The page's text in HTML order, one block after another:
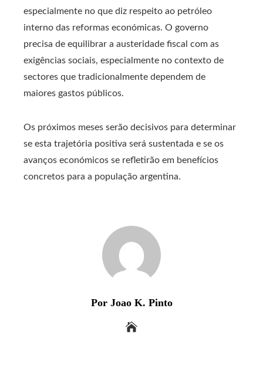
especialmente no que diz respeito ao petróleo
interno das reformas económicas. O governo
precisa de equilibrar a austeridade fiscal com as
exigências sociais, especialmente no contexto de
sectores que tradicionalmente dependem de
maiores gastos públicos.
Os próximos meses serão decisivos para determinar
se esta trajetória positiva será sustentada e se os
avanços económicos se refletirão em benefícios
concretos para a população argentina.
Por Joao K. Pinto